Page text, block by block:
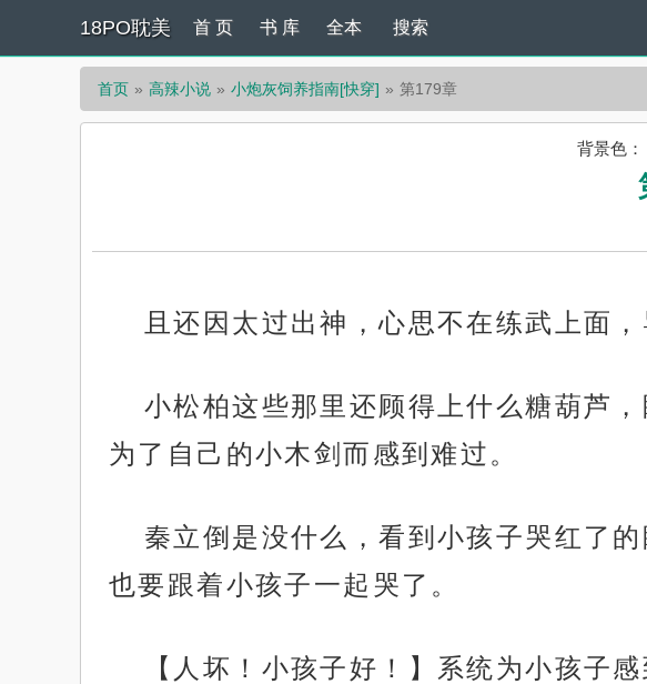
18PO耽美 首 页 书 库 全本 搜索
首页 高辣小说 小炮灰饲养指南[快穿] 第179章
背景色：
且还因太过出神，心思不在练武上面
小松柏这些那里还顾得上什么糖葫芦
为了自己的小木剑而感到难过。
秦立倒是没什么，看到小孩子哭红了
也要跟着小孩子一起哭了。
【人坏！小孩子好！】系统为小孩子